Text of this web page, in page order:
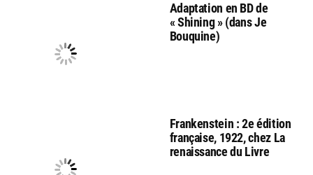
Adaptation en BD de
« Shining » (dans Je
Bouquine)
Frankenstein : 2e édition
française, 1922, chez La
renaissance du Livre